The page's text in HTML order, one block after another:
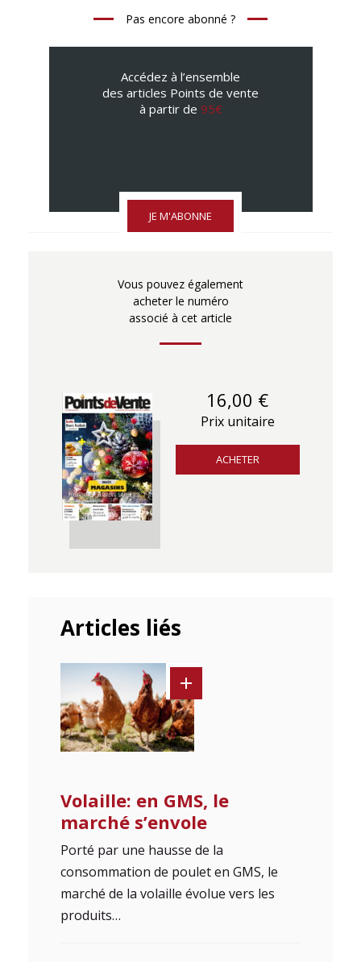
Pas encore abonné ?
Accédez à l’ensemble
des articles Points de vente
à partir de 95€
JE M'ABONNE
Vous pouvez également
acheter le numéro
associé à cet article
16,00 €
Prix unitaire
ACHETER
Articles liés
Volaille: en GMS, le
marché s’envole
Porté par une hausse de la
consommation de poulet en GMS, le
marché de la volaille évolue vers les
produits…